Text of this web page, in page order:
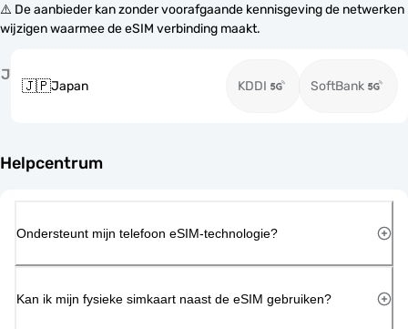
⚠️ De aanbieder kan zonder voorafgaande kennisgeving de netwerken
wijzigen waarmee de eSIM verbinding maakt.
J
🇯🇵Japan KDDI SoftBank
Helpcentrum
Ondersteunt mijn telefoon eSIM-technologie?
Kan ik mijn fysieke simkaart naast de eSIM gebruiken?